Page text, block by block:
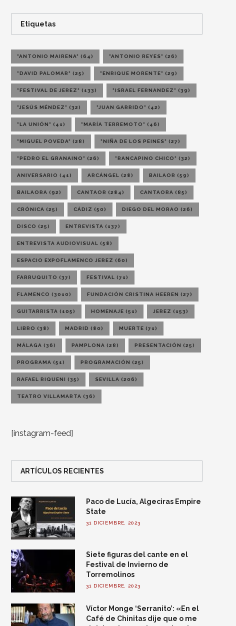
Etiquetas
"ANTONIO MAIRENA" (64) "ANTONIO REYES" (26)
"DAVID PALOMAR" (25) "ENRIQUE MORENTE" (29)
"FESTIVAL DE JEREZ" (133) "ISRAEL FERNANDEZ" (39)
"JESÚS MÉNDEZ" (32) "JUAN GARRIDO" (42)
"LA UNIÓN" (41) "MARÍA TERREMOTO" (46)
"MIGUEL POVEDA" (28) "NIÑA DE LOS PEINES" (27)
"PEDRO EL GRANAINO" (26) "RANCAPINO CHICO" (32)
ANIVERSARIO (41) ARCÁNGEL (28) BAILAOR (59)
BAILAORA (92) CANTAOR (284) CANTAORA (85)
CRÓNICA (25) CÁDIZ (50) DIEGO DEL MORAO (26)
DISCO (25) ENTREVISTA (137)
ENTREVISTA AUDIOVISUAL (58)
ESPACIO EXPOFLAMENCO JEREZ (60)
FARRUQUITO (37) FESTIVAL (71)
FLAMENCO (3010) FUNDACIÓN CRISTINA HEEREN (27)
GUITARRISTA (105) HOMENAJE (51) JEREZ (153)
LIBRO (38) MADRID (80) MUERTE (71)
MÁLAGA (36) PAMPLONA (28) PRESENTACIÓN (25)
PROGRAMA (51) PROGRAMACIÓN (25)
RAFAEL RIQUENI (35) SEVILLA (206)
TEATRO VILLAMARTA (36)
[instagram-feed]
ARTÍCULOS RECIENTES
Paco de Lucía, Algeciras Empire
State
31 DICIEMBRE, 2023
Siete figuras del cante en el
Festival de Invierno de
Torremolinos
31 DICIEMBRE, 2023
Víctor Monge ‘Serranito’: «En el
Café de Chinitas dije que o me